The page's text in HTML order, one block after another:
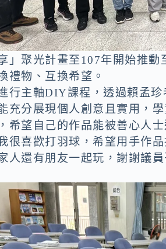
」聚光計畫至107年開始推
禮物、互換希望。
行主軸DIY課程，透過賴孟
充分展現個人創意且實用，
希望自己的作品能被善心人
很喜歡打羽球，希望用手作
人還有朋友一起玩，謝謝議員